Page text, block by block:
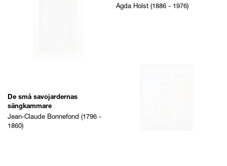
Agda Holst (1886 - 1976)
De små savojardernas
sängkammare
Jean-Claude Bonnefond (1796 -
1860)